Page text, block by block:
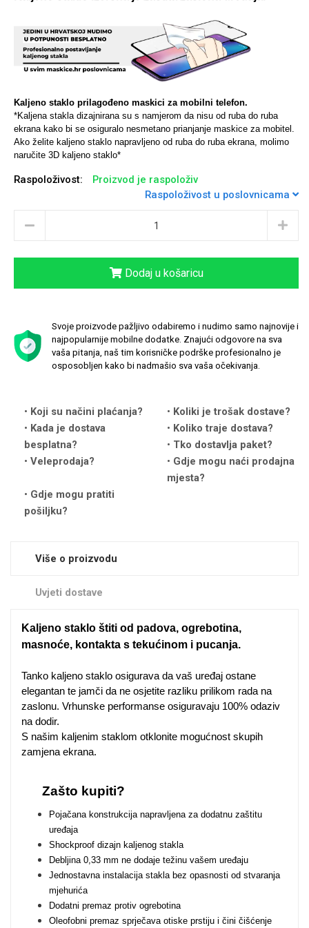
Kaljeno staklo prilagođeno maskici za mobilni telefon.
*Kaljena stakla dizajnirana su s namjerom da nisu od ruba do ruba
ekrana kako bi se osiguralo nesmetano prianjanje maskice za mobitel.
Ako želite kaljeno staklo napravljeno od ruba do ruba ekrana, molimo
naručite 3D kaljeno staklo*
Raspoloživost:
Proizvod je raspoloživ
Raspoloživost u poslovnicama
Dodaj u košaricu
Svoje proizvode pažljivo odabiremo i nudimo samo najnovije i
najpopularnije mobilne dodatke. Znajući odgovore na sva
vaša pitanja, naš tim korisničke podrške profesionalno je
osposobljen kako bi nadmašio sva vaša očekivanja.
Koji su načini plaćanja?
Koliki je trošak dostave?
Kada je dostava
besplatna?
Koliko traje dostava?
Tko dostavlja paket?
Veleprodaja?
Gdje mogu naći prodajna
mjesta?
Gdje mogu pratiti
pošiljku?
Više o proizvodu
Uvjeti dostave
Kaljeno staklo štiti od padova, ogrebotina,
masnoće, kontakta s tekućinom i pucanja.
Tanko kaljeno staklo osigurava da vaš uređaj ostane
elegantan te jamči da ne osjetite razliku prilikom rada na
zaslonu. Vrhunske performanse osiguravaju 100% odaziv
na dodir.
S našim kaljenim staklom otklonite mogućnost skupih
zamjena ekrana.
Zašto kupiti?
Pojačana konstrukcija napravljena za dodatnu zaštitu
uređaja
Shockproof dizajn kaljenog stakla
Debljina 0,33 mm ne dodaje težinu vašem uređaju
Jednostavna instalacija stakla bez opasnosti od stvaranja
mjehurića
Dodatni premaz protiv ogrebotina
Oleofobni premaz sprječava otiske prstiju i čini čišćenje
Sleng Feel Good
Životinjsko carstvo Takeoff
Quotes Collection
Zodiac Halloween
Doodles Apstraktni motivi
Monogrami Dječji motivi
Univerzalne futrole i
Preklopne maskice